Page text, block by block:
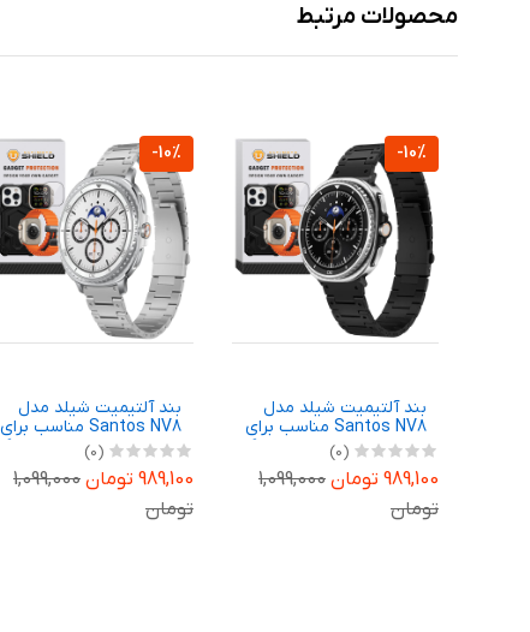
محصولات مرتبط
-10%
بند آلتیمیت شیلد مدل
Santos NV8 مناسب برای
ساعت هوشمند سامسونگ
Galaxy Watch 8 44mm
(0)
989,100 تومان
1,099,000
تومان
-10%
بند آلتیمیت شیلد مدل
Santos NV8 مناسب برای
ساعت هوشمند سامسونگ
Galaxy Watch 8 40mm
(0)
989,100 تومان
1,099,000
تومان